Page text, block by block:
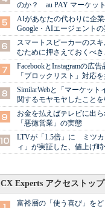
のか？ au PAY マーケッ
AIがあなたの代わりに
Google・AIエージェントの
スマートスピーカーのス
むために押さえておくべき
FacebookとInstagramの広
「ブロックリスト」対応
SimilarWebと「マーケッ
関するモヤモヤしたことを
お金を払えばテレビに出
「悪徳営業」の実態
LTVが「1.5倍」に ミツカ
ィ」が実証した、値上げ
CX Experts アクセストッ
富裕層の「使う喜び」を